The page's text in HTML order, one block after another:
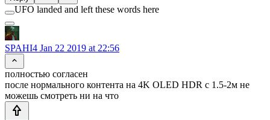
UFO landed and left these words here
SPAHI4 Jan 22 2019 at 22:56
полностью согласен
после нормального контента на 4K OLED HDR с 1.5-2м не
можешь смотреть ни на что